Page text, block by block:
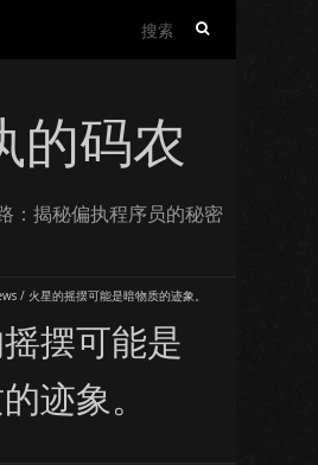
的码农
：揭秘偏执程序员的秘密
/ 火星的摇摆可能是暗物质的迹象。
摆可能是
迹象。